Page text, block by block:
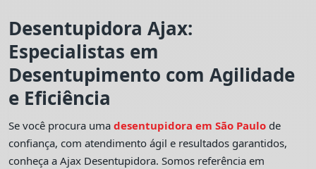
Desentupidora Ajax:
Especialistas em
Desentupimento com Agilidade
e Eficiência
Se você procura umadesentupidora em São Paulo de
confiança, com atendimento ágil e resultados garantidos,
conheça a Ajax Desentupidora. Somos referência em